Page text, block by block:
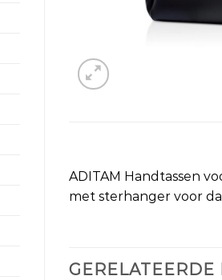
ADITAM Handtassen
met sterhanger voor
GERELATEERDE